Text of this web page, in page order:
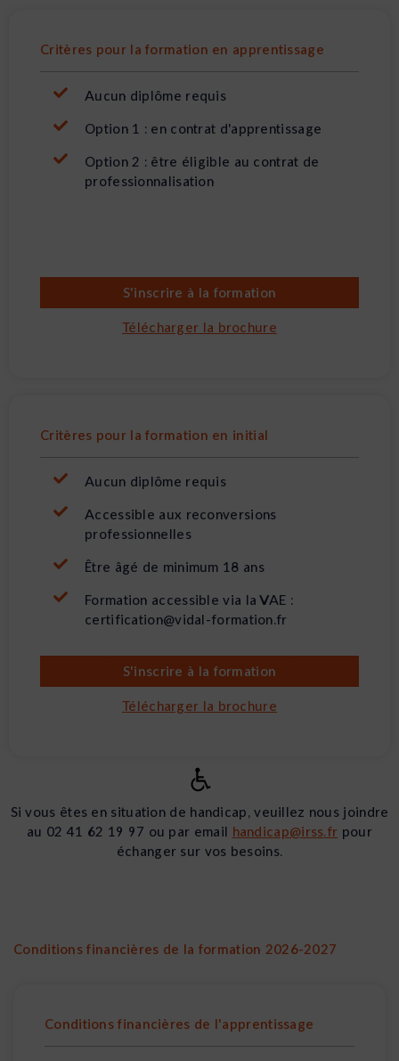
Critères pour la formation en apprentissage
Aucun diplôme requis
Option 1 : en contrat d'apprentissage
Option 2 : être éligible au contrat de
professionnalisation
S'inscrire à la formation
Télécharger la brochure
Critères pour la formation en initial
Aucun diplôme requis
Accessible aux reconversions
professionnelles
Être âgé de minimum 18 ans
Formation accessible via la VAE :
certification@vidal-formation.fr
S'inscrire à la formation
Télécharger la brochure
Si vous êtes en situation de handicap, veuillez nous joindre
au 02 41 62 19 97 ou par email handicap@irss.fr pour
échanger sur vos besoins.
Conditions financières de la formation 2026-2027
Conditions financières de l'apprentissage